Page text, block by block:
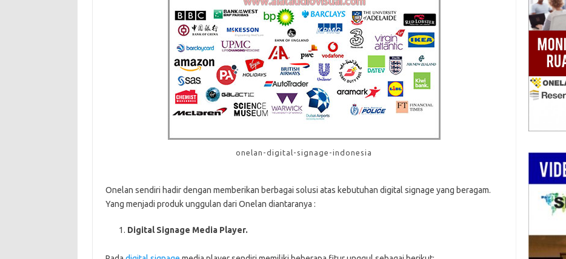
onelan-digital-signage-indonesia
Onelan sendiri hadir dengan memberikan berbagai solusi atas kebutuhan digital signage yang beragam.
Yang menjadi produk unggulan dari Onelan diantaranya :
Digital Signage Media Player.